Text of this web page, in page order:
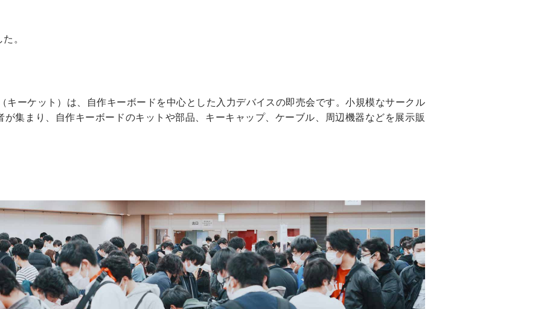
。
キーケット）は、自作キーボードを中心とした入力デバイスの即売会です。小規模なサークル
集まり、自作キーボードのキットや部品、キーキャップ、ケーブル、周辺機器などを展示販